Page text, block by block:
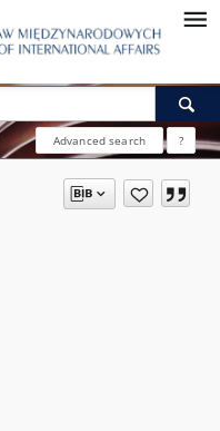
Advanced search ?